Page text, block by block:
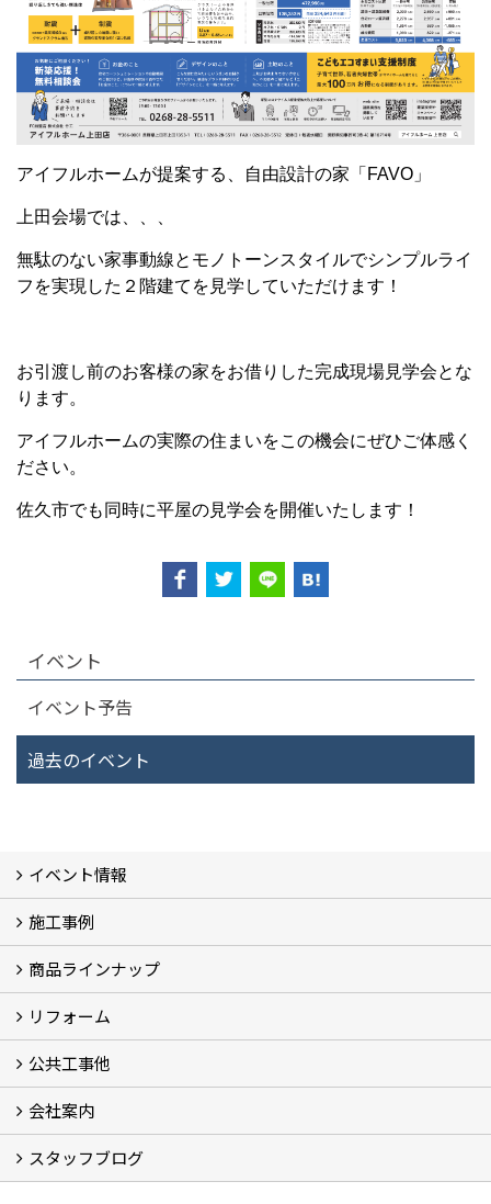
アイフルホームが提案する、自由設計の家「FAVO」
上田会場では、、、
無駄のない家事動線とモノトーンスタイルでシンプルライ
フを実現した２階建てを見学していただけます！
お引渡し前のお客様の家をお借りした完成現場見学会とな
ります。
アイフルホームの実際の住まいをこの機会にぜひご体感く
ださい。
佐久市でも同時に平屋の見学会を開催いたします！
イベント
イベント予告
過去のイベント
イベント情報
イベント予告
過去のイベント
施工事例
フォトギャラリー
モデルハウス (7)
現場レポート
完工事例
お客様の声
商品ラインナップ
商品ラインアップ一覧
FAVO（フェイボ）【自由設計】
Lodina（ロディナ）【規格住宅】
全館空調システム
リフォーム
コンセプト (2)
選ばれる理由
施工実例（フォトギャラリー）
公共工事他
建築工事 実績
土木工事 実績
一般建築(別荘)
公共工事部スタッフ紹介
会社案内
社長挨拶
会社概要
採用情報
アクセス
スタッフ紹介
スタッフブログ
資格取得一覧
プライバシーポリシー
地域貢献 (3)
スタッフブログ